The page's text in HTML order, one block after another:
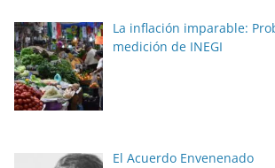
La inflación imparable:
medición de INEGI
El Acuerdo Envenenado